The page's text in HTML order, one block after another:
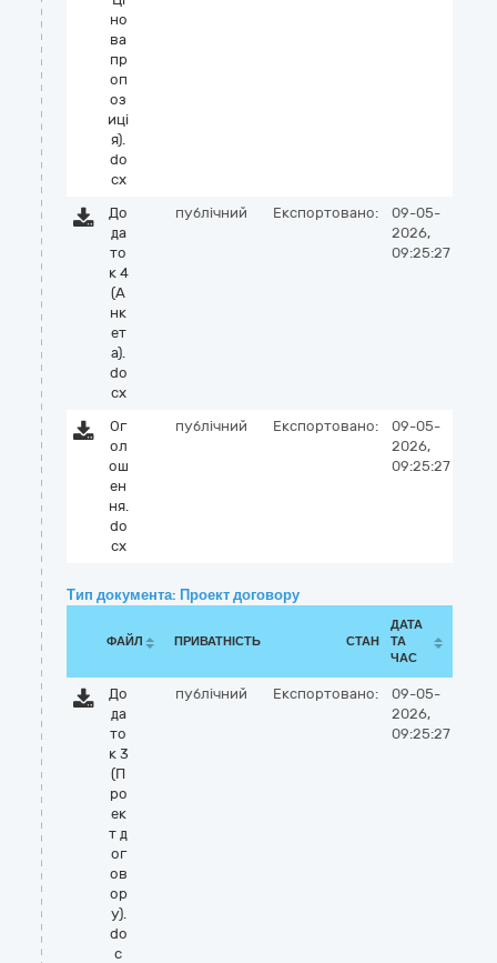
но
ва
пр
оп
оз
иці
я).
do
cx
До
да
то
к 4
(А
нк
ет
а).
do
cx
публічний Експортовано:
09-05-
2026,
09:25:27
Ог
ол
ош
ен
ня.
do
cx
публічний Експортовано:
09-05-
2026,
09:25:27
Тип документа: Проект договору
ФАЙЛ ПРИВАТНІСТЬ СТАН
ДАТА
ТА
ЧАС
До
да
то
к 3
(П
ро
ек
т д
ог
ов
ор
у).
do
c
публічний Експортовано:
09-05-
2026,
09:25:27